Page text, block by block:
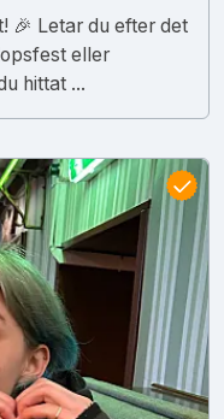
🎉 Letar du efter det
eller
hittat ...